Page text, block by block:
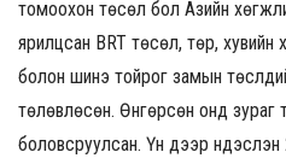
томоохон төсөл бол Азийн
ярилцсан BRT төсөл, төр, хувийн
болон шинэ тойрог замын
төлөвлөсөн. Өнгөрсөн онд зураг
боловсруулсан. Үүн дээр